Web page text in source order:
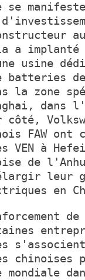
se
a implanté
usine
batteries de
la zone
dans
côté,
FAW ont
VEN à
de
leur
en
s'associent
chinoises
mondiale